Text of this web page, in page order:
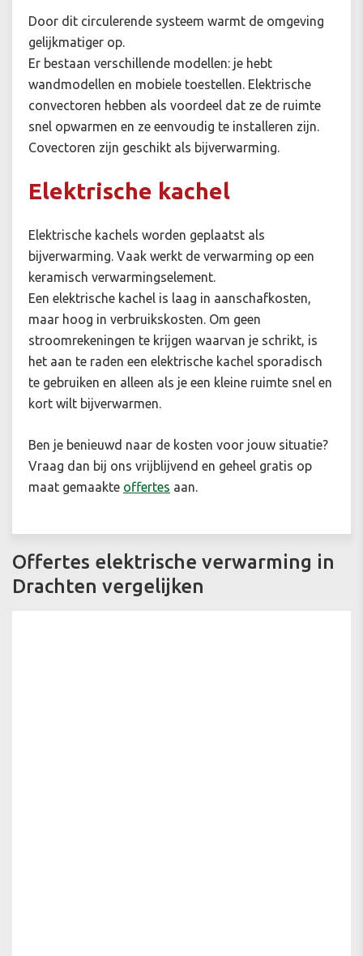
Door dit circulerende systeem warmt de omgeving
gelijkmatiger op.
Er bestaan verschillende modellen: je hebt
wandmodellen en mobiele toestellen. Elektrische
convectoren hebben als voordeel dat ze de ruimte
snel opwarmen en ze eenvoudig te installeren zijn.
Covectoren zijn geschikt als bijverwarming.
Elektrische kachel
Elektrische kachels worden geplaatst als
bijverwarming. Vaak werkt de verwarming op een
keramisch verwarmingselement.
Een elektrische kachel is laag in aanschafkosten,
maar hoog in verbruikskosten. Om geen
stroomrekeningen te krijgen waarvan je schrikt, is
het aan te raden een elektrische kachel sporadisch
te gebruiken en alleen als je een kleine ruimte snel en
kort wilt bijverwarmen.
Ben je benieuwd naar de kosten voor jouw situatie?
Vraag dan bij ons vrijblijvend en geheel gratis op
maat gemaakte offertes aan.
Offertes elektrische verwarming in
Drachten vergelijken